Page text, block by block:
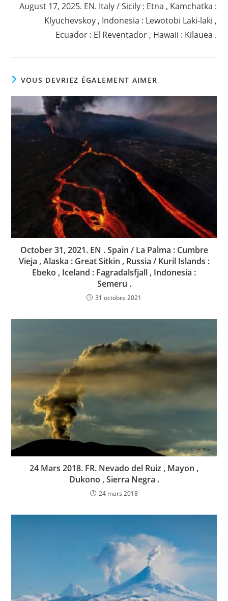
August 17, 2025. EN. Italy / Sicily : Etna , Kamchatka :
Klyuchevskoy , Indonesia : Lewotobi Laki-laki ,
Ecuador : El Reventador , Hawaii : Kilauea .
VOUS DEVRIEZ ÉGALEMENT AIMER
October 31, 2021. EN . Spain / La Palma : Cumbre
Vieja , Alaska : Great Sitkin , Russia / Kuril Islands :
Ebeko , Iceland : Fagradalsfjall , Indonesia :
Semeru .
31 octobre 2021
24 Mars 2018. FR. Nevado del Ruiz , Mayon ,
Dukono , Sierra Negra .
24 mars 2018